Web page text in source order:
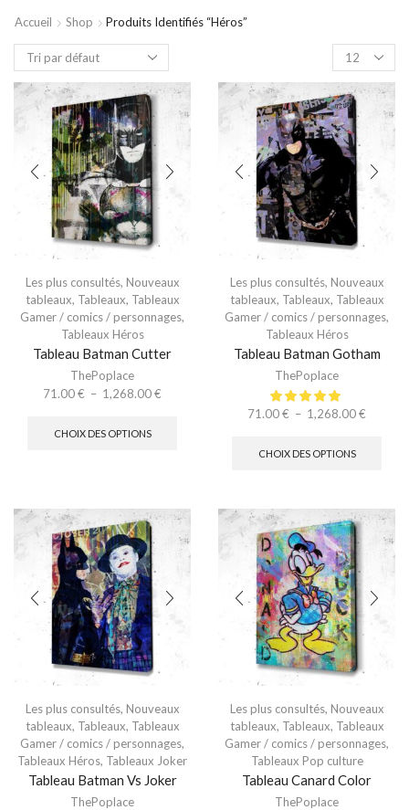
Accueil Shop Produits Identifiés “Héros”
Les plus consultés, Nouveaux
tableaux, Tableaux, Tableaux
Gamer / comics / personnages,
Tableaux Héros
Tableau Batman Cutter
ThePoplace
71.00€ – 1,268.00€
CHOIX DES OPTIONS
Les plus consultés, Nouveaux
tableaux, Tableaux, Tableaux
Gamer / comics / personnages,
Tableaux Héros
Tableau Batman Gotham
ThePoplace
71.00€ – 1,268.00€
CHOIX DES OPTIONS
Les plus consultés, Nouveaux
tableaux, Tableaux, Tableaux
Gamer / comics / personnages,
Tableaux Héros, Tableaux Joker
Tableau Batman Vs Joker
ThePoplace
Les plus consultés, Nouveaux
tableaux, Tableaux, Tableaux
Gamer / comics / personnages,
Tableaux Pop culture
Tableau Canard Color
ThePoplace